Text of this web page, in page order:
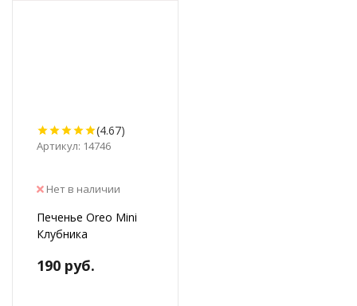
(4.67)
Артикул: 14746
Нет в наличии
Печенье Oreo Mini
Клубника
190 руб.